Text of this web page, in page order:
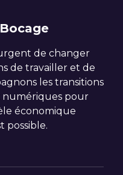
de changer
de travailler et de
les transitions
numériques pour
économique
possible.